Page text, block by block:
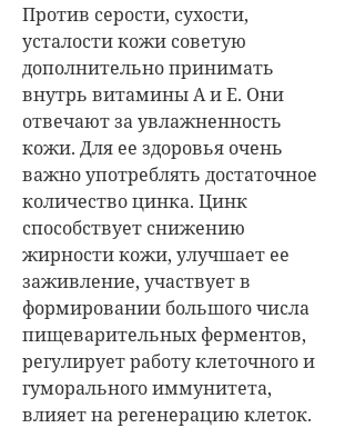
Против серости, сухости,
усталости кожи советую
дополнительно принимать
внутрь витамины А и Е. Они
отвечают за увлажненность
кожи. Для ее здоровья очень
важно употреблять достаточное
количество цинка. Цинк
способствует снижению
жирности кожи, улучшает ее
заживление, участвует в
формировании большого числа
пищеварительных ферментов,
регулирует работу клеточного и
гуморального иммунитета,
влияет на регенерацию клеток.